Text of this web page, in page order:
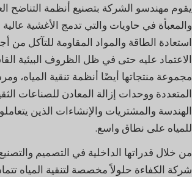
يقوم مهندسو الشركة بتصنيع أنظمة التناضح
والمعبأة في حاويات والتي تدمج الأغشية
استعادة الطاقة والمواد المقاومة للتآكل
الاعتماد عليه حتى في ظل الظروف البيئية
مجموعة منتجاتها أيضًا أنظمة تنقية المياه،
المتعددة ووحدات إزالة المعادن للصناعات
الهندسة والمشتريات والإنشاءات الذين
للمياه على نطاق واسع.
من خلال قدراتها الداخلية في التصميم
شركة الكفاءة حلولاً مخصصة لتنقية المياه